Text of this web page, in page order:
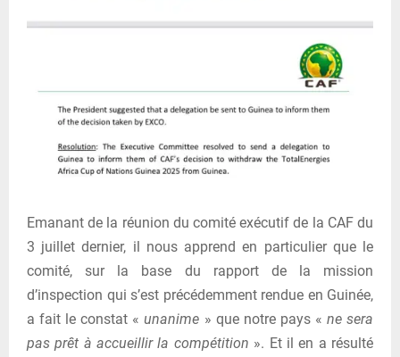
Emanant de la réunion du comité exécutif de la CAF du
3 juillet dernier, il nous apprend en particulier que le
comité, sur la base du rapport de la mission
d’inspection qui s’est précédemment rendue en Guinée,
a fait le constat « unanime » que notre pays « ne sera
pas prêt à accueillir la compétition ». Et il en a résulté